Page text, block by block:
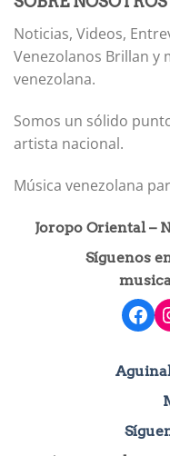
Noticias, Videos,
Venezolanos Brillan y
venezolana.
Somos un sólido
artista nacional.
Música venezolana
Joropo Oriental –
Síguenos